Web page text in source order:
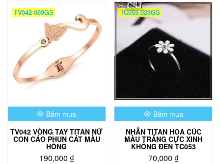
TV042-069GS
Bấm mua
TV042 VÒNG TAY TITAN NỮ
CON CÁO PHUN CÁT MÀU
HỒNG
190,000 ₫
TC053-023GS
Bấm mua
NHẪN TITAN HOA CÚC
MÀU TRẮNG CỰC XINH
KHÔNG ĐEN TC053
70,000 ₫